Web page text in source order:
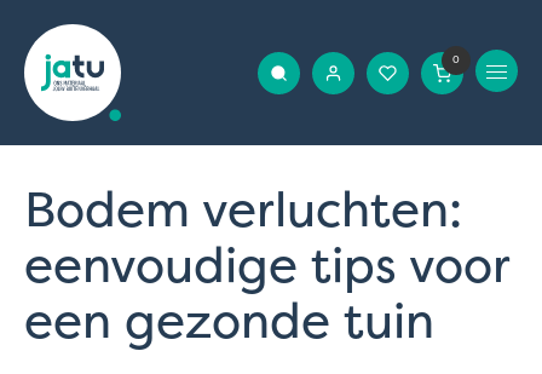
0
Bodem verluchten:
eenvoudige tips voor
een gezonde tuin